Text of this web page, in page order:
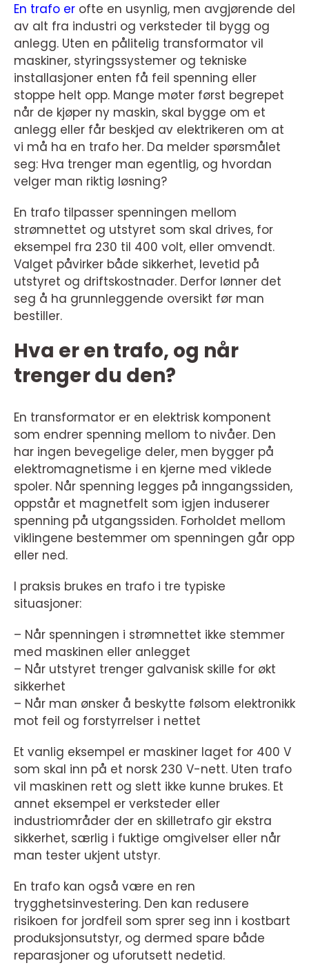
En trafo er ofte en usynlig, men avgjørende del
av alt fra industri og verksteder til bygg og
anlegg. Uten en pålitelig transformator vil
maskiner, styringssystemer og tekniske
installasjoner enten få feil spenning eller
stoppe helt opp. Mange møter først begrepet
når de kjøper ny maskin, skal bygge om et
anlegg eller får beskjed av elektrikeren om at
vi må ha en trafo her. Da melder spørsmålet
seg: Hva trenger man egentlig, og hvordan
velger man riktig løsning?
En trafo tilpasser spenningen mellom
strømnettet og utstyret som skal drives, for
eksempel fra 230 til 400 volt, eller omvendt.
Valget påvirker både sikkerhet, levetid på
utstyret og driftskostnader. Derfor lønner det
seg å ha grunnleggende oversikt før man
bestiller.
Hva er en trafo, og når
trenger du den?
En transformator er en elektrisk komponent
som endrer spenning mellom to nivåer. Den
har ingen bevegelige deler, men bygger på
elektromagnetisme i en kjerne med viklede
spoler. Når spenning legges på inngangssiden,
oppstår et magnetfelt som igjen induserer
spenning på utgangssiden. Forholdet mellom
viklingene bestemmer om spenningen går opp
eller ned.
I praksis brukes en trafo i tre typiske
situasjoner:
– Når spenningen i strømnettet ikke stemmer
med maskinen eller anlegget
– Når utstyret trenger galvanisk skille for økt
sikkerhet
– Når man ønsker å beskytte følsom elektronikk
mot feil og forstyrrelser i nettet
Et vanlig eksempel er maskiner laget for 400 V
som skal inn på et norsk 230 V-nett. Uten trafo
vil maskinen rett og slett ikke kunne brukes. Et
annet eksempel er verksteder eller
industriområder der en skilletrafo gir ekstra
sikkerhet, særlig i fuktige omgivelser eller når
man tester ukjent utstyr.
En trafo kan også være en ren
trygghetsinvestering. Den kan redusere
risikoen for jordfeil som sprer seg inn i kostbart
produksjonsutstyr, og dermed spare både
reparasjoner og uforutsett nedetid.